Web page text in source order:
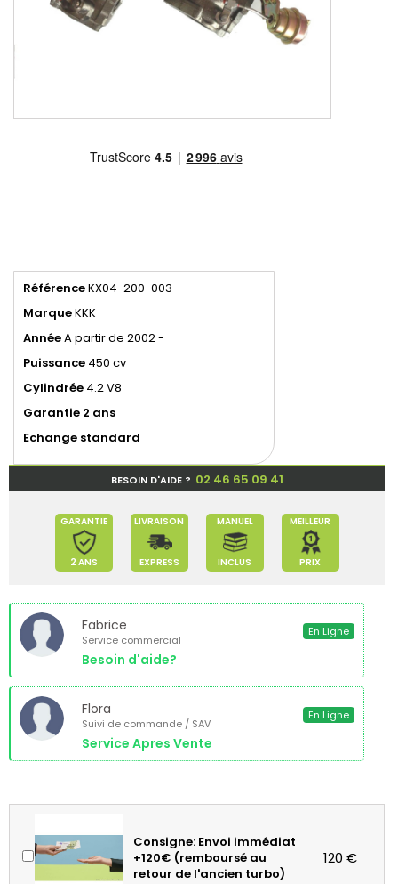
RéférenceKX04-200-003
MarqueKKK
AnnéeA partir de 2002 -
Puissance 450 cv
Cylindrée 4.2 V8
Garantie 2 ans
Echange standard
BESOIN D'AIDE ? 02 46 65 09 41
GARANTIE
2 ANS
LIVRAISON
EXPRESS
MANUEL
INCLUS
MEILLEUR
PRIX
Fabrice
Service commercial
Besoin d'aide?
En Ligne
Flora
Suivi de commande / SAV
Service Apres Vente
En Ligne
Consigne: Envoi immédiat
+120€ (remboursé au
retour de l'ancien turbo)
120 €